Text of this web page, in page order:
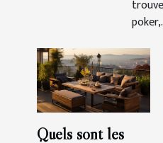
Quels sont les